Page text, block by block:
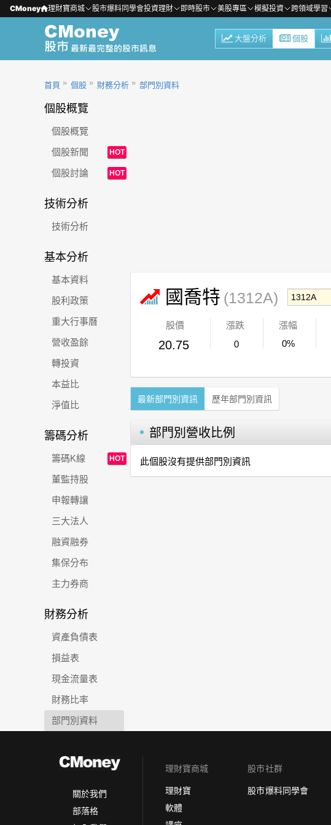
CMoney 理財寶商城 股市爆料同學會投資理財 即時股市 美股專區 模擬投資 跨領域學習
大盤分析 個股
首頁 個股 財務分析 部門別資料
個股概覽
個股概覽
個股新聞
HOT
個股討論 HOT
技術分析
技術分析
基本分析
基本資料
股利政策
重大行事曆
營收盈餘
轉投資
本益比
淨值比
籌碼分析
籌碼K線 HOT
董監持股
申報轉讓
三大法人
融資融券
集保分布
主力券商
財務分析
資產負債表
損益表
現金流量表
財務比率
部門別資料
國喬特 (1312A)
股價
20.75
漲跌
0
漲幅
0%
最新部門別資訊 歷年部門別資訊
部門別營收比例
此個股沒有提供部門別資訊
關於我們
部落格
理財寶商城
理財寶
軟體
股市社群
股市爆料同學會